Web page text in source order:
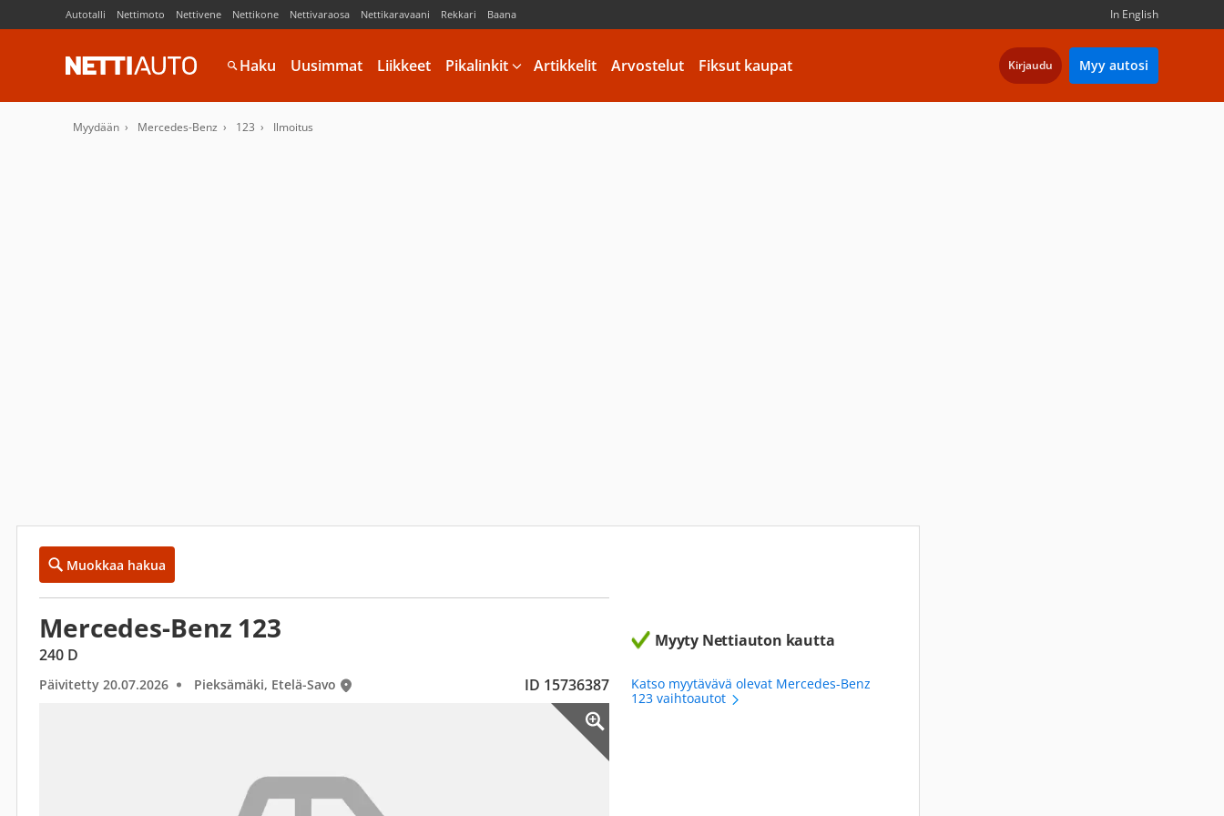
Autotalli Nettimoto Nettivene Nettikone Nettivaraosa Nettikaravaani Rekkari Baana In English
Haku Uusimmat Liikkeet Pikalinkit Artikkelit Arvostelut Fiksut kaupat Kirjaudu Myy autosi
Myydään Mercedes-Benz 123 Ilmoitus
Muokkaa hakua
Mercedes-Benz 123
240 D
Päivitetty 20.07.2026 Pieksämäki, Etelä-Savo ID 15736387
Myyty Nettiauton kautta
Katso myytävävä olevat Mercedes-Benz
123 vaihtoautot